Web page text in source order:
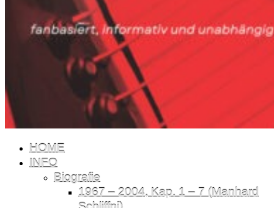
HOME
INFO
Biografie
1967 – 2004, Kap. 1 – 7 (Manhard